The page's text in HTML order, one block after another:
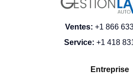
Ventes: +1 866
Service: +1 418
Entreprise